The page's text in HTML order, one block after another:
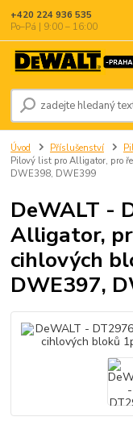
+420 224 936 535
Po–Pá | 9:00 – 16:00
Úvod Příslušenství
Pilový list pro Alligator, pro
DWE398, DWE399
DeWALT -
Alligator,
cihlových
DWE397,